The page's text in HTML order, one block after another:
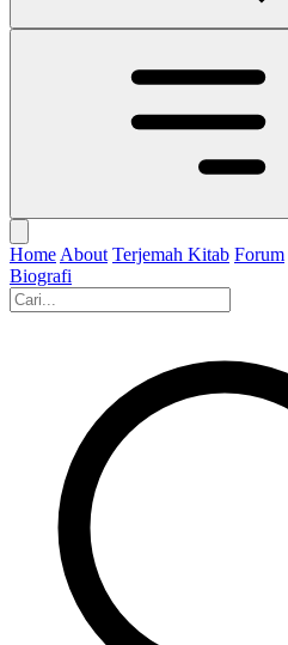
Home About Terjemah Kitab Forum
Biografi